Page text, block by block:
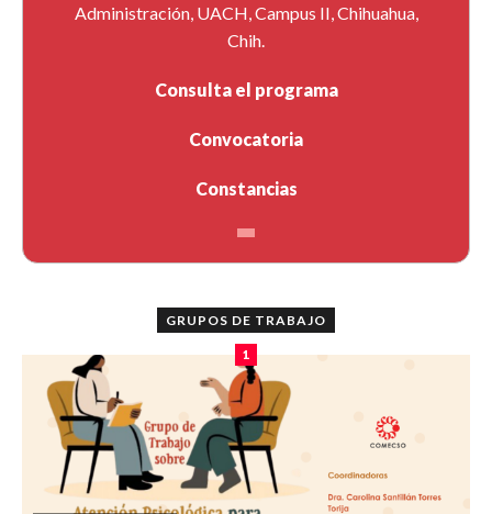
Administración, UACH, Campus II, Chihuahua,
Chih.
Consulta el programa
Convocatoria
Constancias
GRUPOS DE TRABAJO
1